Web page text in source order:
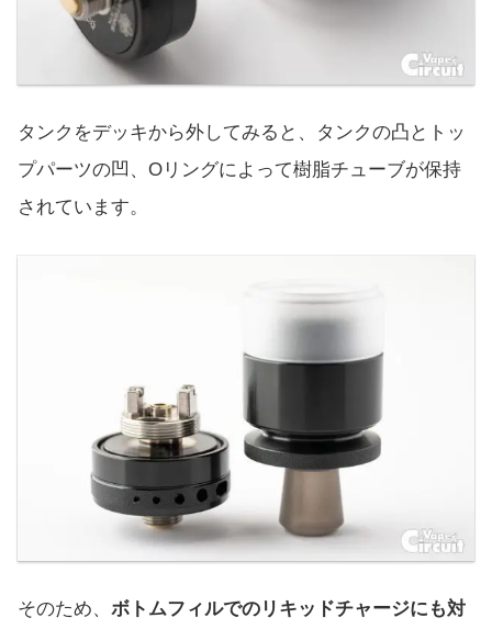
タンクをデッキから外してみると、タンクの凸とトッ
プパーツの凹、Oリングによって樹脂チューブが保持
されています。
そのため、 ボトムフィルでのリキッドチャージにも対